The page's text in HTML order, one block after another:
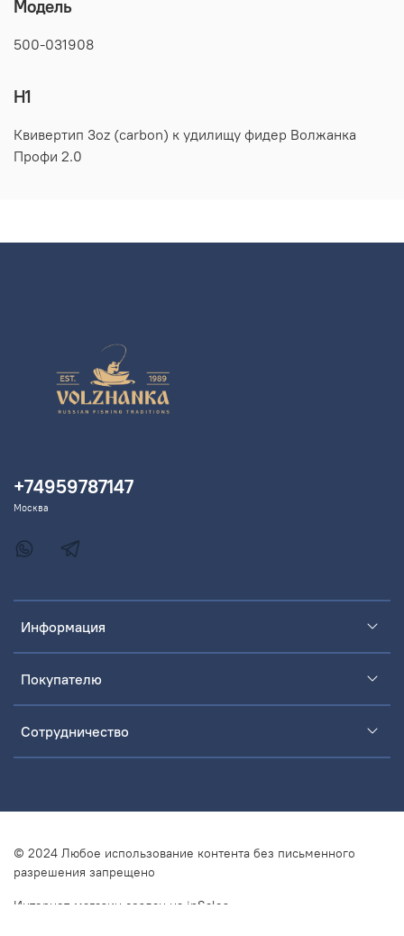
Модель
500-031908
H1
Квивертип 3oz (carbon) к удилищу фидер Волжанка
Профи 2.0
Информация
Покупателю
Сотрудничество
+74959787147
Москва
© 2024 Любое использование контента без письменного
разрешения запрещено
Интернет-магазин создан на inSales